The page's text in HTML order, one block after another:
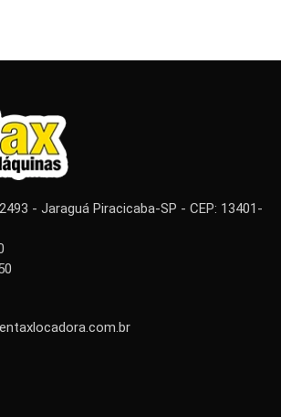
- Jaraguá Piracicaba-SP - CEP: 13401-